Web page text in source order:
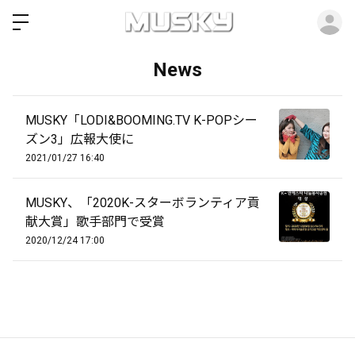
News
MUSKY「LODI&BOOMING.TV K-POPシー
ズン3」広報大使に
2021/01/27 16:40
MUSKY、「2020K-スターボランティア貢
献大賞」歌手部門で受賞
2020/12/24 17:00